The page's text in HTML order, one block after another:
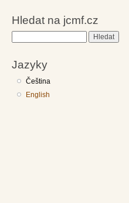
Hledat na jcmf.cz
Jazyky
Čeština
English